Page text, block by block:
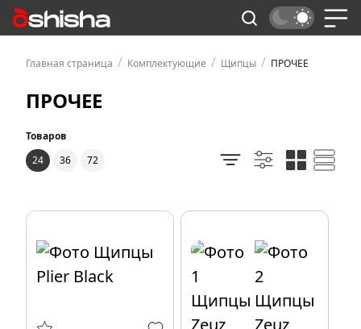
Главная страница / Комплектующие / Щипцы / ПРОЧЕЕ
ПРОЧЕЕ
Товаров
24
36 72